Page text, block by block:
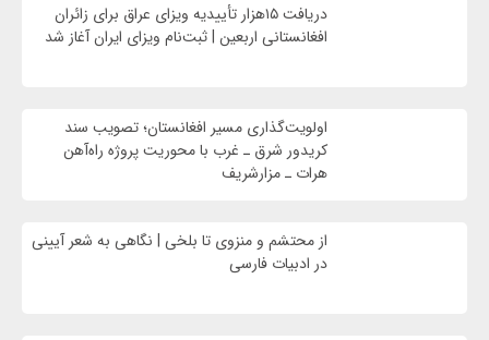
دریافت ۱۵هزار تأییدیه ویزای عراق برای زائران
افغانستانی اربعین | ثبت‌نام ویزای ایران آغاز شد
اولویت‌گذاری مسیر افغانستان؛ تصویب سند
کریدور شرق ـ غرب با محوریت پروژه راه‌آهن
هرات ـ مزارشریف
از محتشم و منزوی تا بلخی | نگاهی به شعر آیینی
در ادبیات فارسی